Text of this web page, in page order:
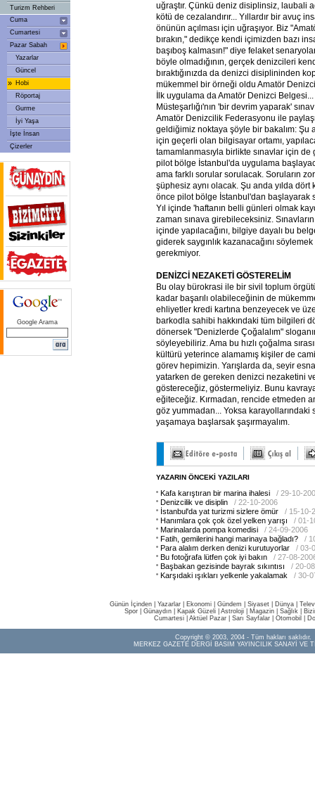
Turizm Rehberi
Cuma
Cumartesi
Pazar Sabah
Yazarlar
Güncel
» Hobi
Röportaj
Gurme
İyi Yaşa
İşte İnsan
Çizerler
Google Arama
uğraştır. Çünkü deniz disiplinsiz, laubali
kötü de cezalandırır... Yıllardır bir avuç
önünün açılması için uğraşıyor. Biz
bırakın," dedikçe kendi içimizden bazı
başıboş kalmasın!" diye felaket
böyle olmadığının, gerçek denizcileri
bıraktığınızda da denizci disiplininden
mükemmel bir örneği oldu Amatör
İlk uygulama da Amatör Denizci
Müsteşarlığı'nın 'bir devrim yaparak'
Amatör Denizcilik Federasyonu ile
geldiğimiz noktaya şöyle bir bakalım: Şu
için geçerli olan bilgisayar ortamı,
tamamlanmasıyla birlikte sınavlar için
pilot bölge İstanbul'da uygulama
ama farklı sorular sorulacak. Soruların
şüphesiz aynı olacak. Şu anda yılda dört
önce pilot bölge İstanbul'dan başlayarak
Yıl içinde 'haftanın belli günleri olmak
zaman sınava girebileceksiniz.
içinde yapılacağını, bilgiye dayalı bu
giderek saygınlık kazanacağını
gerekmiyor.
DENİZCİ NEZAKETİ GÖSTERELİM
Bu olay bürokrasi ile bir sivil toplum
kadar başarılı olabileceğinin de
ehliyetler kredi kartına benzeyecek ve
barkodla sahibi hakkındaki tüm bilgileri
dönersek "Denizlerde Çoğalalım"
söyleyebiliriz. Ama bu hızlı çoğalma
kültürü yeterince alamamış kişiler de
görev hepimizin. Yarışlarda da, seyir
yatarken de gereken denizci nezaketini
göstereceğiz, göstermeliyiz. Bunu
eğiteceğiz. Kırmadan, rencide etmeden
göz yummadan... Yoksa karayollarındaki
yaşamaya başlarsak şaşırmayalım.
YAZARIN ÖNCEKİ YAZILARI
Kafa karıştıran bir marina ihalesi
/ 29-10-
Denizcilik ve disiplin
/ 22-10-2006
İstanbul'da yat turizmi sizlere ömür
/ 15-10-
Hanımlara çok çok özel yelken yarışı
/ 01-
Marinalarda pompa komedisi
/ 24-09-2006
Fatih, gemilerini hangi marinaya bağladı?
/
Para alalım derken denizi kurutuyorlar
/ 03-
Bu fotoğrafa lütfen çok iyi bakın
/ 27-08-
Başbakan gezisinde bayrak sıkıntısı
/ 20-
Karşıdaki ışıkları yelkenle yakalamak
/ 30-
Günün İçinden Yazarlar Ekonomi Gündem Siyaset Dünya |
Spor
Günaydın Kapak Güzeli Astroloji Magazin Sağlık
Cumartesi| Aktüel Pazar| Sarı Sayfalar| Otomobil
Copyright © 2003, 2004 - Tüm hakları saklıdır.
MERKEZ GAZETE DERGİ BASIM YAYINCILIK SANAYİ VE